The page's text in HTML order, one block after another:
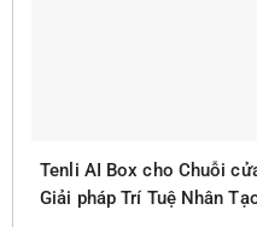
Tenli AI Box cho Chuỗi
Giải pháp Trí Tuệ Nhân